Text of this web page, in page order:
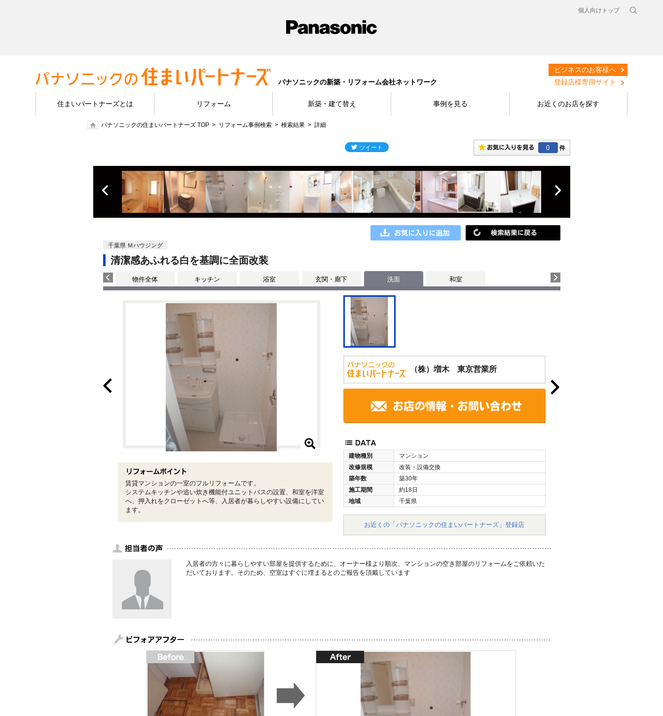
個人向けトップ
パナソニックの新築・リフォーム会社ネットワーク
ビジネスのお客様へ
登録店様専用サイト
住まいパートナーズとは リフォーム 新築・建て替え 事例を見る お近くのお店を探す
パナソニックの住まいパートナーズ TOP リフォーム事例検索 検索結果 詳細
0
千葉県 Ｍハウジング
清潔感あふれる白を基調に全面改装
物件全体 キッチン 浴室 玄関・廊下 洗面 和室
（株）増木 東京営業所
建物種別
マンション
改修規模
改装・設備交換
築年数
築30年
施工期間
約18日
地域
千葉県
お近くの「パナソニックの住まいパートナーズ」登録店
賃貸マンションの一室のフルリフォームです。
システムキッチンや追い炊き機能付ユニットバスの設置、和室を洋室
へ、押入れをクローゼットへ等、入居者が暮らしやすい設備にしてい
ます。
入居者の方々に暮らしやすい部屋を提供するために、オーナー様より順次、マンションの空き部屋のリフォームをご依頼いた
だいております。そのため、空室はすぐに埋まるとのご報告を頂戴しています